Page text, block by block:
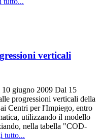
verticali
giugno 2009 Dal 15
progressioni verticali della
Centri per l'Impiego, entro
utilizzando il modello
nella tabella "COD-
tutto...